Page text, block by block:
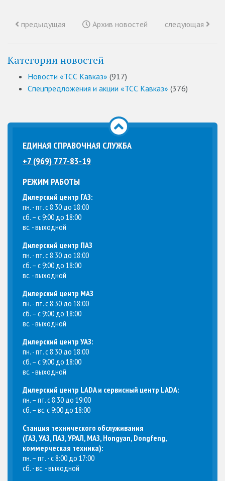
предыдущая Архив новостей следующая
Категории новостей
Новости «ТСС Кавказ» (917)
Спецпредложения и акции «ТСС Кавказ» (376)
ЕДИНАЯ СПРАВОЧНАЯ СЛУЖБА
+7 (969) 777-83-19
РЕЖИМ РАБОТЫ
Дилерский центр ГАЗ:
пн. - пт. с 8:30 до 18:00
сб. – с 9:00 до 18:00
вс. - выходной
Дилерский центр ПАЗ
пн. - пт. с 8:30 до 18:00
сб. – с 9:00 до 18:00
вс. - выходной
Дилерский центр МАЗ
пн. - пт. с 8:30 до 18:00
сб. – с 9:00 до 18:00
вс. - выходной
Дилерский центр УАЗ:
пн. - пт. с 8:30 до 18:00
сб. – с 9:00 до 18:00
вс. - выходной
Дилерский центр LADA и сервисный центр LADA:
пн. – пт. с 8:30 до 19:00
сб. – вс. с 9:00 до 18:00
Станция технического обслуживания
(ГАЗ, УАЗ, ПАЗ, УРАЛ, МАЗ, Hongyan, Dongfeng,
коммерческая техника):
пн. – пт. - с 8:00 до 17:00
сб. - вс. - выходной